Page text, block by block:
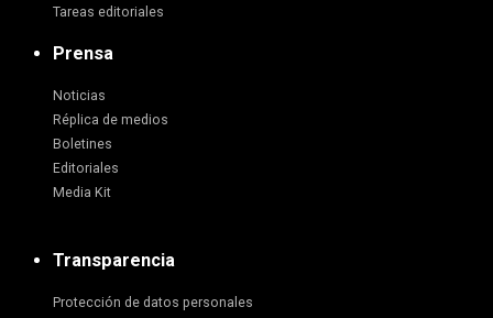
Tareas editoriales
Prensa
Noticias
Réplica de medios
Boletines
Editoriales
Media Kit
Transparencia
Protección de datos personales